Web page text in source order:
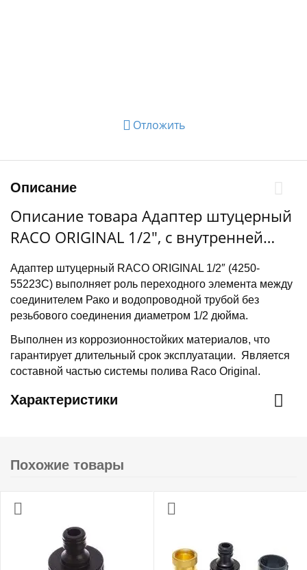
Отложить
Описание
Описание товара Адаптер штуцерный
RACO ORIGINAL 1/2″, с внутренней
резьбой, с хомутом (4250-55223C)
Адаптер штуцерный RACO ORIGINAL 1/2″ (4250-
55223C) выполняет роль переходного элемента между
соединителем Рако и водопроводной трубой без
резьбового соединения диаметром 1/2 дюйма.
Выполнен из коррозионностойких материалов, что
гарантирует длительный срок эксплуатации. Является
составной частью системы полива Raco Original.
Характеристики
Похожие товары